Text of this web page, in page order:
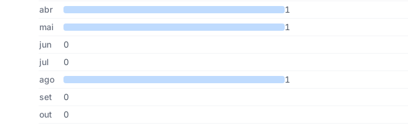
abr
1
mai
1
jun
0
jul
0
ago
1
set
0
out
0